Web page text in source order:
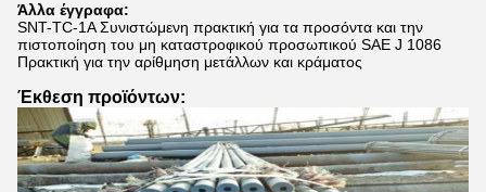
Άλλα έγγραφα:
SNT-TC-1A Συνιστώμενη πρακτική για τα προσόντα και την
πιστοποίηση του μη καταστροφικού προσωπικού SAE J 1086
Πρακτική για την αρίθμηση μετάλλων και κράματος
Έκθεση προϊόντων: